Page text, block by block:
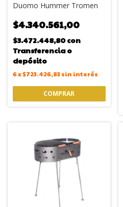
Duomo Hummer Tromen
$4.340.561,00
$3.472.448,80con
Transferencia o
depósito
6x$723.426,83sin interés